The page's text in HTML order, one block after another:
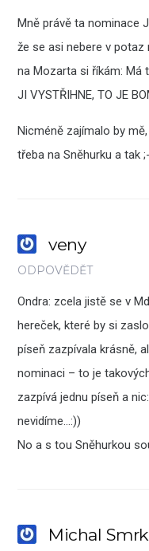
Mně právě ta nominace
že se asi nebere v
na Mozarta si říkám: Má
JI VYSTŘIHNE, TO JE
Nicméně zajímalo by
třeba na Sněhurku a tak
veny
ODPOVĚDĚT
Ondra: zcela jistě se v
hereček, které by si
píseň zazpívala krásně,
nominaci – to je
zazpívá jednu píseň a
nevidíme…:))
No a s tou Sněhurkou
Michal